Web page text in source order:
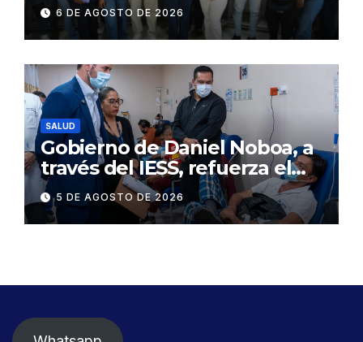
servicio Creciendo con
Nuestros Hijos en beneficio
de la niñez
6 DE AGOSTO DE 2026
SALUD
Gobierno de Daniel Noboa, a
través del IESS, refuerza el
abastecimiento de insulina
en 86 establecimientos de
salud
5 DE AGOSTO DE 2026